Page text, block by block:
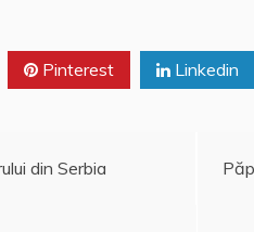
a
z
Pinterest Linkedin
din Serbia